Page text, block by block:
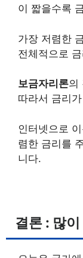
이 짧을수록
가장 저렴한
전체적으로
보금자리론의
따라서 금리
인터넷으로
렴한 금리를
니다.
결론 : 많